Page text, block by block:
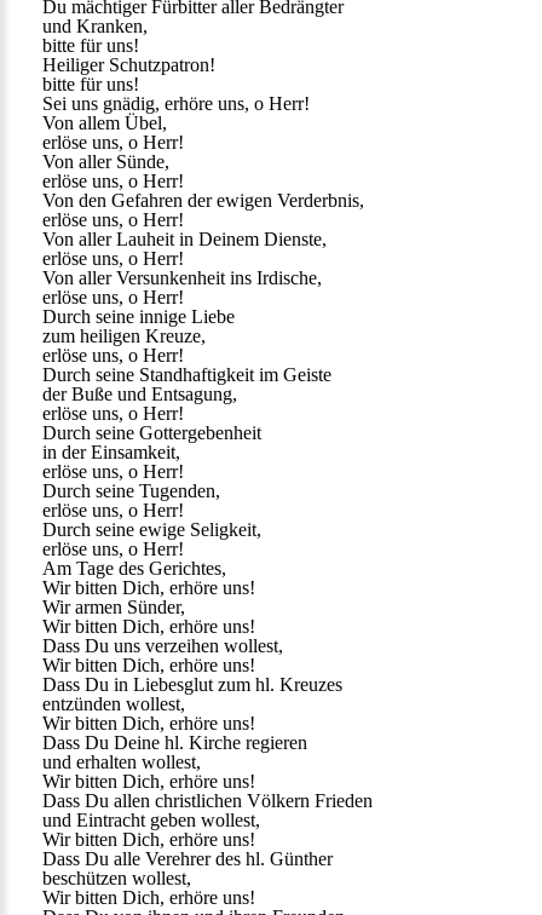
Du mächtiger Fürbitter aller Bedrängter
und Kranken,
bitte für uns!
Heiliger Schutzpatron!
bitte für uns!
Sei uns gnädig, erhöre uns, o Herr!
Von allem Übel,
erlöse uns, o Herr!
Von aller Sünde,
erlöse uns, o Herr!
Von den Gefahren der ewigen Verderbnis,
erlöse uns, o Herr!
Von aller Lauheit in Deinem Dienste,
erlöse uns, o Herr!
Von aller Versunkenheit ins Irdische,
erlöse uns, o Herr!
Durch seine innige Liebe
zum heiligen Kreuze,
erlöse uns, o Herr!
Durch seine Standhaftigkeit im Geiste
der Buße und Entsagung,
erlöse uns, o Herr!
Durch seine Gottergebenheit
in der Einsamkeit,
erlöse uns, o Herr!
Durch seine Tugenden,
erlöse uns, o Herr!
Durch seine ewige Seligkeit,
erlöse uns, o Herr!
Am Tage des Gerichtes,
Wir bitten Dich, erhöre uns!
Wir armen Sünder,
Wir bitten Dich, erhöre uns!
Dass Du uns verzeihen wollest,
Wir bitten Dich, erhöre uns!
Dass Du in Liebesglut zum hl. Kreuzes
entzünden wollest,
Wir bitten Dich, erhöre uns!
Dass Du Deine hl. Kirche regieren
und erhalten wollest,
Wir bitten Dich, erhöre uns!
Dass Du allen christlichen Völkern Frieden
und Eintracht geben wollest,
Wir bitten Dich, erhöre uns!
Dass Du alle Verehrer des hl. Günther
beschützen wollest,
Wir bitten Dich, erhöre uns!